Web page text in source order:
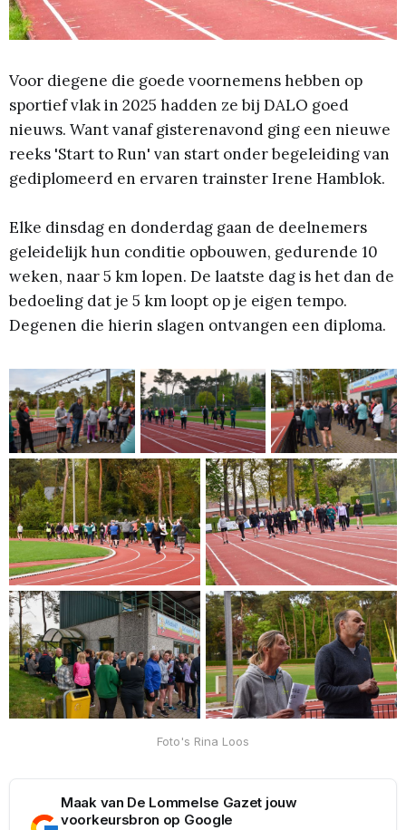
Voor diegene die goede voornemens hebben op
sportief vlak in 2025 hadden ze bij DALO goed
nieuws. Want vanaf gisterenavond ging een nieuwe
reeks 'Start to Run' van start onder begeleiding van
gediplomeerd en ervaren trainster Irene Hamblok.
Elke dinsdag en donderdag gaan de deelnemers
geleidelijk hun conditie opbouwen, gedurende 10
weken, naar 5 km lopen. De laatste dag is het dan de
bedoeling dat je 5 km loopt op je eigen tempo.
Degenen die hierin slagen ontvangen een diploma.
Foto's Rina Loos
Maak van De Lommelse Gazet jouw
voorkeursbron op Google